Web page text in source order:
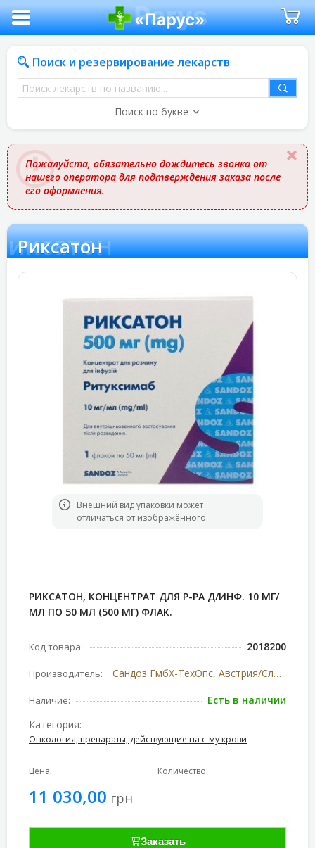
Поиск и резервирование лекарств
Поиск
лекарств
названию
Поиск по букве
Пожалуйста, обязательно дождитесь звонка от
нашего оператора для подтверждения заказа после
его оформления.
Риксатон
Bнешний вид упаковки может
отличаться от изображённого.
РИКСАТОН, КОНЦЕНТРАТ ДЛЯ Р-РА Д/ИНФ. 10 МГ/
МЛ ПО 50 МЛ (500 МГ) ФЛАК.
Код товара: 2018200
Производитель: Сандоз ГмбХ-ТехОпс, Австрия/Словения
Наличие:
Есть в наличии
Категория:
Онкология, препараты, действующие на с-му крови
Цена:
11 030,00 грн
Количество:
Заказать